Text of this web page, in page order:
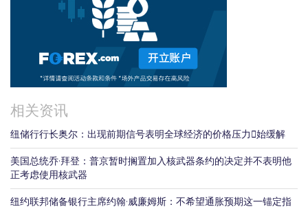
相关资讯
纽储行行长奥尔：出现前期信号表明全球经济的价格压力𫔭始缓解
美国总统乔·拜登：普京暂时搁置加入核武器条约的决定并不表明他
正考虑使用核武器
纽约联邦储备银行主席约翰·威廉姆斯：不希望通胀预期这一锚定指